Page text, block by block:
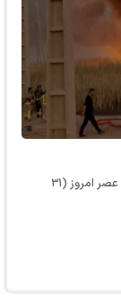
شهردار گناباد از آتش‌سوزی گسترده در انبار لوله این شهر در عصر امروز (۳۱